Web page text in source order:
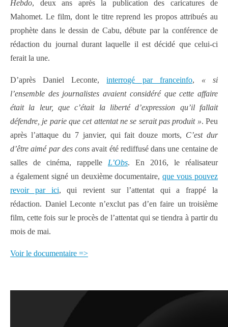
Hebdo, deux ans après la publication des caricatures de
Mahomet. Le film, dont le titre reprend les propos attribués au
prophète dans le dessin de Cabu, débute par la conférence de
rédaction du journal durant laquelle il est décidé que celui-ci
ferait la une.
D’après Daniel Leconte,interrogé par franceinfo, « si
l’ensemble des journalistes avaient considéré que cette affaire
était la leur, que c’était la liberté d’expression qu’il fallait
défendre, je parie que cet attentat ne se serait pas produit ». Peu
après l’attaque du 7 janvier, qui fait douze morts, C’est dur
d’être aimé par des cons avait été rediffusé dans une centaine de
salles de cinéma, rappelle L’Obs. En 2016, le réalisateur
a également signé un deuxième documentaire,que vous pouvez
revoir par ici, qui revient sur l’attentat qui a frappé la
rédaction. Daniel Leconte n’exclut pas d’en faire un troisième
film, cette fois sur le procès de l’attentat qui se tiendra à partir du
mois de mai.
Voir le documentaire =>